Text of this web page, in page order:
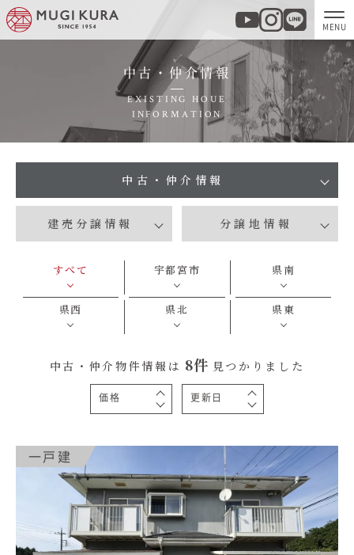
分譲地・建売情報
商品紹介
実例集・お客様の声
家づくりについて
むぎくらについて
イベント
オーナー様Q&A
中古・仲介情報
EXISTING HOUE
INFORMATION
中古・仲介情報
建売分譲情報 分譲地情報
すべて 宇都宮市 県南
県西 県北 県東
中古・仲介物件情報は 8件 見つかりました
価格 更新日
一戸建